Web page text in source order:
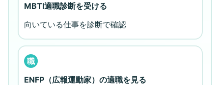
MBTI適職診断を受ける
向いている仕事を診断で確認
職
ENFP（広報運動家）の適職を見る